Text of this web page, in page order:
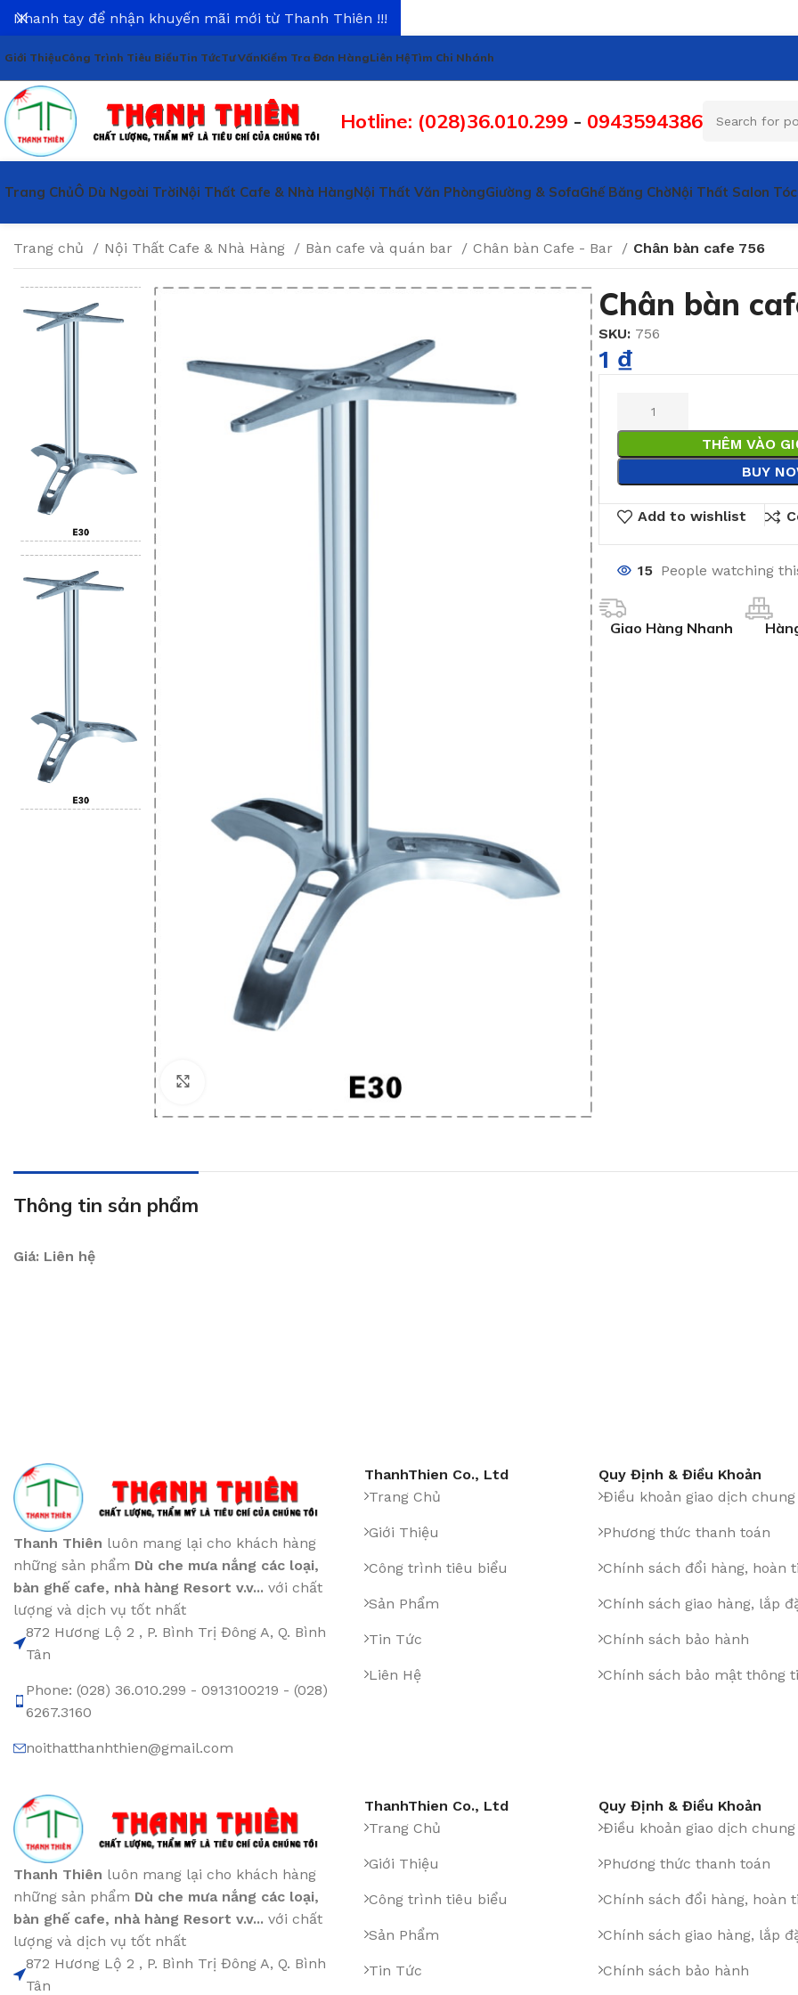
Giới ThiệuCông Trình Tiêu BiểuTin TứcTư VấnKiểm Tra Đơn HàngLiên HệTìm Chi Nhánh
Hotline: (028)36.010.299 - 0943594386
Trang ChủÔ Dù Ngoài TrờiNội Thất Cafe & Nhà HàngNội Thất Văn PhòngGiường & SofaGhế Băng ChờNội Thất Salon Tóc
Trang chủ Nội Thất Cafe & Nhà Hàng Bàn cafe và quán bar Chân bàn Cafe - Bar Chân bàn cafe 756
Chân bàn
SKU: 756
1 ₫
THÊM VÀO
BUY
Add to wishlist
15 People watching
Giao Hàng Nhanh
Thông tin sản phẩm
Giá: Liên hệ
Thanh Thiên luôn mang lại cho khách hàng
những sản phẩm Dù che mưa nắng các loại,
bàn ghế cafe, nhà hàng Resort v.v... với chất
lượng và dịch vụ tốt nhất
872 Hương Lộ 2 , P. Bình Trị Đông A, Q. Bình
Tân
Phone: (028) 36.010.299 - 0913100219 - (028)
6267.3160
noithatthanhthien@gmail.com
ThanhThien Co., Ltd
Trang Chủ
Giới Thiệu
Công trình tiêu biểu
Sản Phẩm
Tin Tức
Liên Hệ
Quy Định & Điều Khoản
Điều khoản giao dịch chung
Phương thức thanh toán
Chính sách đổi hàng, hoàn
Chính sách giao hàng, lắp
Chính sách bảo hành
Chính sách bảo mật thông
Thanh Thiên luôn mang lại cho khách hàng
những sản phẩm Dù che mưa nắng các loại,
bàn ghế cafe, nhà hàng Resort v.v... với chất
lượng và dịch vụ tốt nhất
872 Hương Lộ 2 , P. Bình Trị Đông A, Q. Bình
Tân
ThanhThien Co., Ltd
Trang Chủ
Giới Thiệu
Công trình tiêu biểu
Sản Phẩm
Tin Tức
Quy Định & Điều Khoản
Điều khoản giao dịch chung
Phương thức thanh toán
Chính sách đổi hàng, hoàn
Chính sách giao hàng, lắp
Chính sách bảo hành
Nhanh tay để nhận khuyến mãi mới từ Thanh Thiên !!!